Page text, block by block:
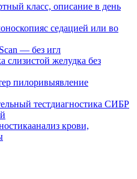
класс, описание в день
с седацией или во
— без игл
слизистой желудка без
пилоривыявление
тестдиагностика СИБР
анализ крови,